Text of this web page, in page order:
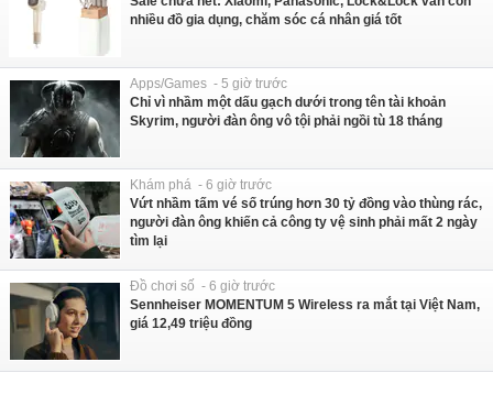
nhiều đồ gia dụng, chăm sóc cá nhân giá tốt
Apps/Games - 5 giờ trước
Chỉ vì nhầm một dấu gạch dưới trong tên tài khoản
Skyrim, người đàn ông vô tội phải ngồi tù 18 tháng
Khám phá - 6 giờ trước
Vứt nhầm tấm vé số trúng hơn 30 tỷ đồng vào thùng rác,
người đàn ông khiến cả công ty vệ sinh phải mất 2 ngày
tìm lại
Đồ chơi số - 6 giờ trước
Sennheiser MOMENTUM 5 Wireless ra mắt tại Việt Nam,
giá 12,49 triệu đồng